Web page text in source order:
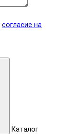
согласие на
Каталог